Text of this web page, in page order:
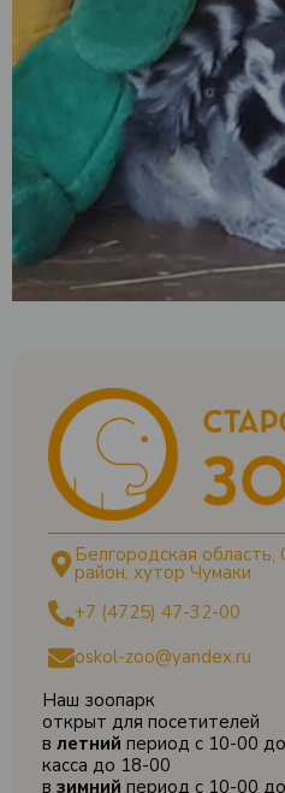
Белгородская область,
район, хутор Чумаки
+7 (4725) 47-32-00
oskol-zoo@yandex.ru
Наш зоопарк
открыт для посетителей
в летний период с 10-00
касса до 18-00
в зимний период с 10-00